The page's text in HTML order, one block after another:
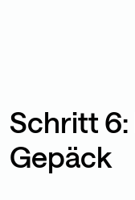
Schritt 6:
Gepäck